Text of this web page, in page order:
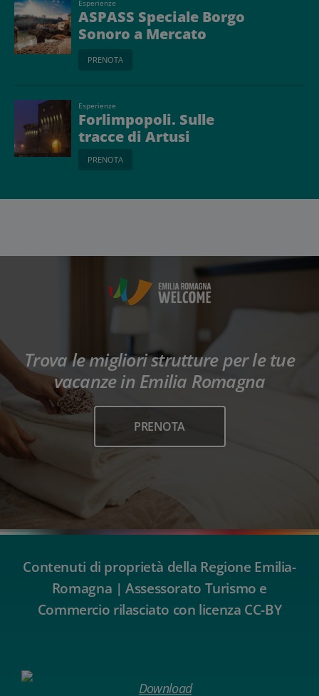
Esperienze
ASPASS Speciale Borgo
Sonoro a Mercato
PRENOTA
Esperienze
Forlimpopoli. Sulle
tracce di Artusi
PRENOTA
Trova le migliori strutture per le tue
vacanze in Emilia Romagna
PRENOTA
Contenuti di proprietà della Regione Emilia-
Romagna | Assessorato Turismo e
Commercio rilasciato con licenza CC-BY